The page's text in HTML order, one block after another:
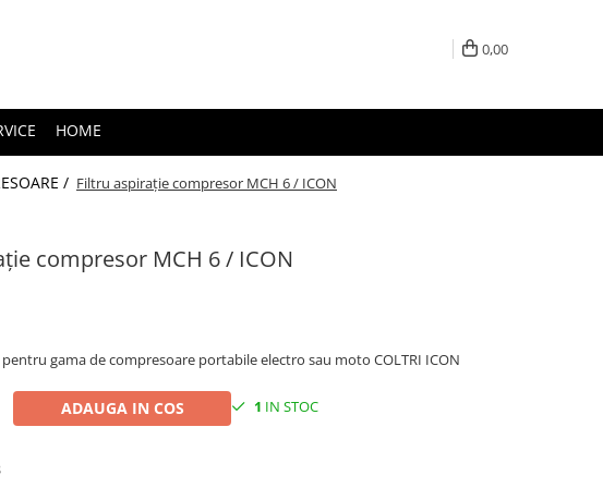
0,00
HOME
/ Filtru aspirație compresor MCH 6 / ICON
compresor MCH 6 / ICON
gama de compresoare portabile electro sau moto COLTRI ICON
ADAUGA IN COS 1 IN STOC